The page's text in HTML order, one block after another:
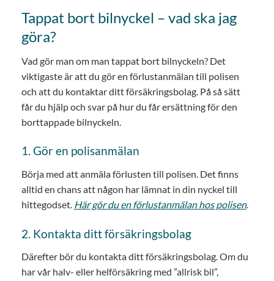
Tappat bort bilnyckel – vad ska jag
göra?
Vad gör man om man tappat bort bilnyckeln? Det
viktigaste är att du gör en förlustanmälan till polisen
och att du kontaktar ditt försäkringsbolag. På så sätt
får du hjälp och svar på hur du får ersättning för den
borttappade bilnyckeln.
1. Gör en polisanmälan
Börja med att anmäla förlusten till polisen. Det finns
alltid en chans att någon har lämnat in din nyckel till
hittegodset. Här gör du en förlustanmälan hos polisen.
2. Kontakta ditt försäkringsbolag
Därefter bör du kontakta ditt försäkringsbolag. Om du
har vår halv- eller helförsäkring med ”allrisk bil”,